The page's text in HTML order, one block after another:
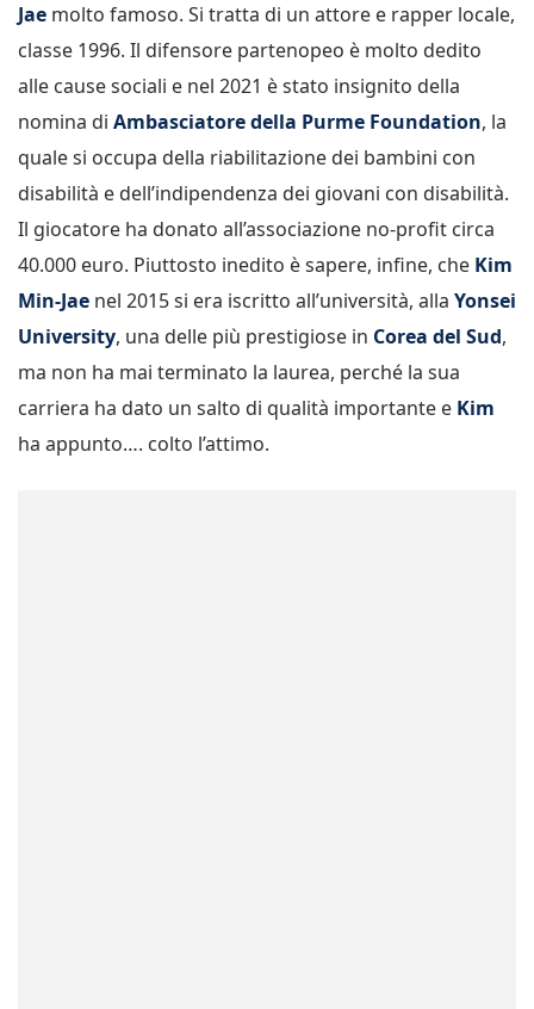
Jae molto famoso. Si tratta di un attore e rapper locale,
classe 1996. Il difensore partenopeo è molto dedito
alle cause sociali e nel 2021 è stato insignito della
nomina di Ambasciatore della Purme Foundation, la
quale si occupa della riabilitazione dei bambini con
disabilità e dell’indipendenza dei giovani con disabilità.
Il giocatore ha donato all’associazione no-profit circa
40.000 euro. Piuttosto inedito è sapere, infine, che Kim
Min-Jae nel 2015 si era iscritto all’università, alla Yonsei
University, una delle più prestigiose in Corea del Sud,
ma non ha mai terminato la laurea, perché la sua
carriera ha dato un salto di qualità importante e Kim
ha appunto…. colto l’attimo.